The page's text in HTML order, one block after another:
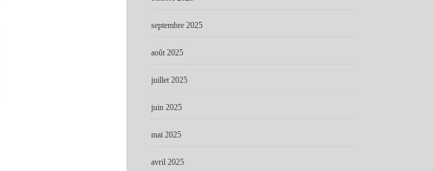
septembre 2025
août 2025
juillet 2025
juin 2025
mai 2025
avril 2025